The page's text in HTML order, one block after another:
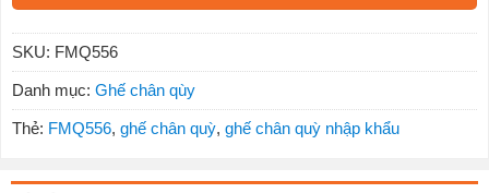
SKU: FMQ556
Danh mục: Ghế chân qùy
Thẻ: FMQ556, ghế chân quỳ, ghế chân quỳ nhập khẩu